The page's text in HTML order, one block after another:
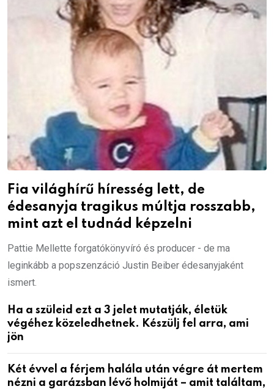
Fia világhírű híresség lett, de
édesanyja tragikus múltja rosszabb,
mint azt el tudnád képzelni
Pattie Mellette forgatókönyvíró és producer - de ma
leginkább a popszenzáció Justin Beiber édesanyjaként
ismert.
Ha a szüleid ezt a 3 jelet mutatják, életük
végéhez közeledhetnek. Készülj fel arra, ami
jön
Két évvel a férjem halála után végre át mertem
nézni a garázsban lévő holmiját – amit találtam,